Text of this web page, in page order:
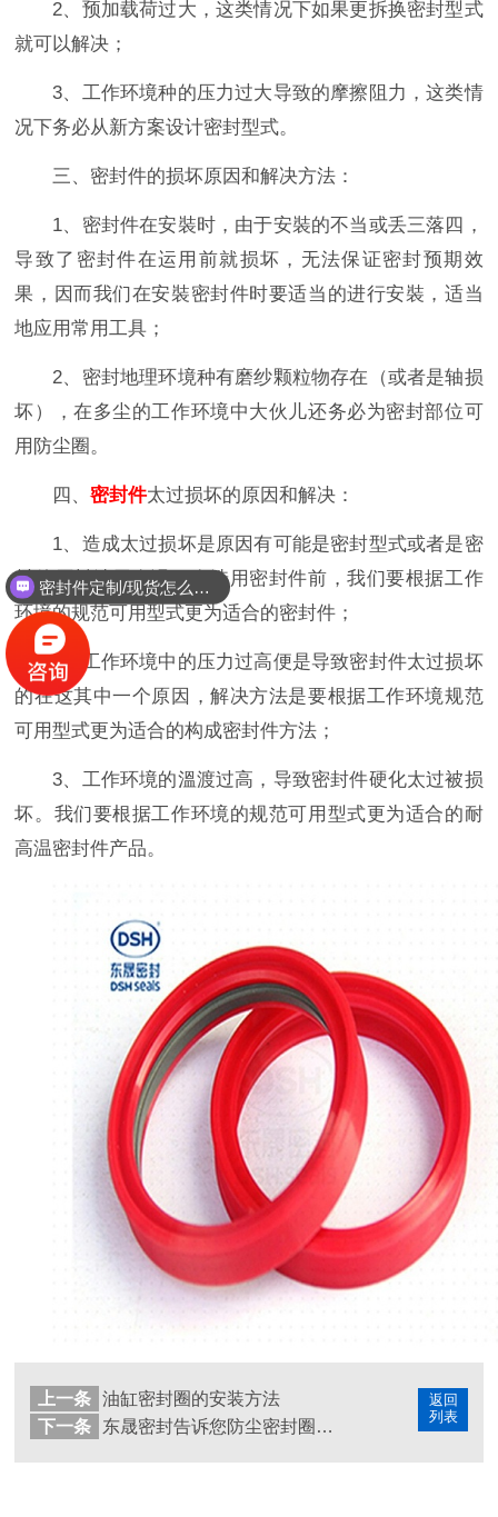
2、预加载荷过大，这类情况下如果更拆换密封型式
就可以解决；
3、工作环境种的压力过大导致的摩擦阻力，这类情
况下务必从新方案设计密封型式。
三、密封件的损坏原因和解决方法：
1、密封件在安裝时，由于安裝的不当或丢三落四，
导致了密封件在运用前就损坏，无法保证密封预期效
果，因而我们在安裝密封件时要适当的进行安裝，适当
地应用常用工具；
2、密封地理环境种有磨纱颗粒物存在（或者是轴损
坏），在多尘的工作环境中大伙儿还务必为密封部位可
用防尘圈。
四、密封件太过损坏的原因和解决：
1、造成太过损坏是原因有可能是密封型式或者是密
封件原料选用有误，在选用密封件前，我们要根据工作
环境的规范可用型式更为适合的密封件；
2、工作环境中的压力过高便是导致密封件太过损坏
的在这其中一个原因，解决方法是要根据工作环境规范
可用型式更为适合的构成密封件方法；
3、工作环境的溫渡过高，导致密封件硬化太过被损
坏。我们要根据工作环境的规范可用型式更为适合的耐
高温密封件产品。
返回
列表
上一条
油缸密封圈的安装方法
下一条
东晟密封告诉您防尘密封圈与油封的差别